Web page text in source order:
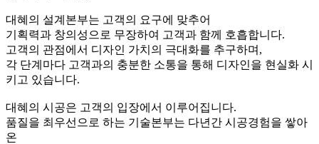
대혜의 설계본부는 고객의 요구에 맞추어
기획력과 창의성으로 무장하여 고객과 함께 호흡합니다.
고객의 관점에서 디자인 가치의 극대화를 추구하며,
각 단계마다 고객과의 충분한 소통을 통해 디자인을 현실화 시
키고 있습니다.
대혜의 시공은 고객의 입장에서 이루어집니다.
품질을 최우선으로 하는 기술본부는 다년간 시공경험을 쌓아
온